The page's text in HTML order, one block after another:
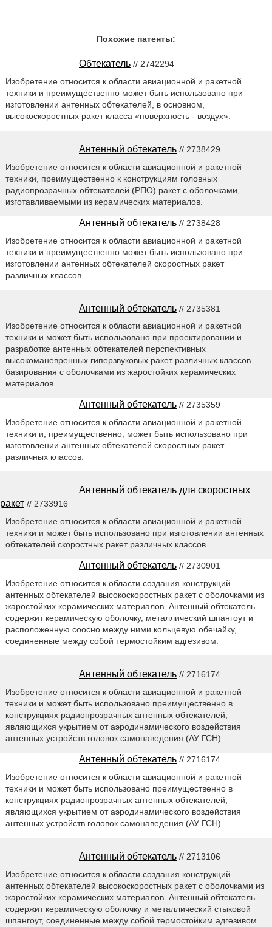
Похожие патенты:
Обтекатель // 2742294
Изобретение относится к области авиационной и ракетной
техники и преимущественно может быть использовано при
изготовлении антенных обтекателей, в основном,
высокоскоростных ракет класса «поверхность - воздух».
Антенный обтекатель // 2738429
Изобретение относится к области авиационной и ракетной
техники, преимущественно к конструкциям головных
радиопрозрачных обтекателей (РПО) ракет с оболочками,
изготавливаемыми из керамических материалов.
Антенный обтекатель // 2738428
Изобретение относится к области авиационной и ракетной
техники и преимущественно может быть использовано при
изготовлении антенных обтекателей скоростных ракет
различных классов.
Антенный обтекатель // 2735381
Изобретение относится к области авиационной и ракетной
техники и может быть использовано при проектировании и
разработке антенных обтекателей перспективных
высокоманевренных гиперзвуковых ракет различных классов
базирования с оболочками из жаростойких керамических
материалов.
Антенный обтекатель // 2735359
Изобретение относится к области авиационной и ракетной
техники и, преимущественно, может быть использовано при
изготовлении антенных обтекателей скоростных ракет
различных классов.
Антенный обтекатель для скоростных
ракет // 2733916
Изобретение относится к области авиационной и ракетной
техники и может быть использовано при изготовлении антенных
обтекателей скоростных ракет различных классов.
Антенный обтекатель // 2730901
Изобретение относится к области создания конструкций
антенных обтекателей высокоскоростных ракет с оболочками из
жаростойких керамических материалов. Антенный обтекатель
содержит керамическую оболочку, металлический шпангоут и
расположенную соосно между ними кольцевую обечайку,
соединенные между собой термостойким адгезивом.
Антенный обтекатель // 2716174
Изобретение относится к области авиационной и ракетной
техники и может быть использовано преимущественно в
конструкциях радиопрозрачных антенных обтекателей,
являющихся укрытием от аэродинамического воздействия
антенных устройств головок самонаведения (АУ ГСН).
Антенный обтекатель // 2716174
Изобретение относится к области авиационной и ракетной
техники и может быть использовано преимущественно в
конструкциях радиопрозрачных антенных обтекателей,
являющихся укрытием от аэродинамического воздействия
антенных устройств головок самонаведения (АУ ГСН).
Антенный обтекатель // 2713106
Изобретение относится к области создания конструкций
антенных обтекателей высокоскоростных ракет с оболочками из
жаростойких керамических материалов. Антенный обтекатель
содержит керамическую оболочку и металлический стыковой
шпангоут, соединенные между собой термостойким адгезивом.